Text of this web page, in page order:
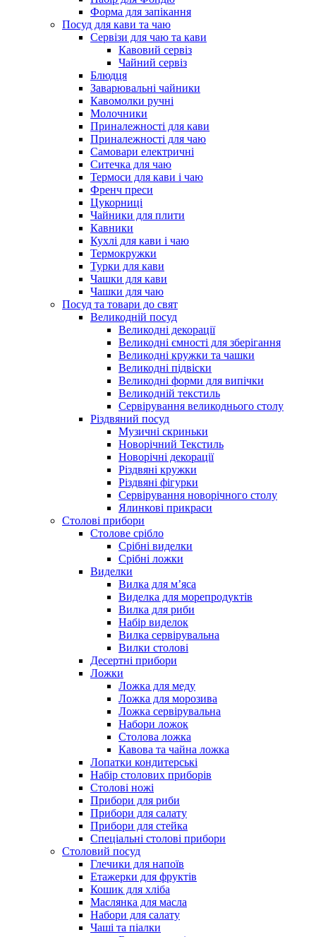
Форма для запікання
Посуд для кави та чаю
Сервізи для чаю та кави
Кавовий сервіз
Чайний сервіз
Блюдця
Заварювальні чайники
Кавомолки ручні
Молочники
Приналежності для кави
Приналежності для чаю
Самовари електричні
Ситечка для чаю
Термоси для кави і чаю
Френч преси
Цукорниці
Чайники для плити
Кавники
Кухлі для кави і чаю
Термокружки
Турки для кави
Чашки для кави
Чашки для чаю
Посуд та товари до свят
Великодній посуд
Великодні декорації
Великодні ємності для зберігання
Великодні кружки та чашки
Великодні підвіски
Великодні форми для випічки
Великодній текстиль
Сервірування великоднього столу
Різдвяний посуд
Музичні скриньки
Новорічний Текстиль
Новорічні декорації
Різдвяні кружки
Різдвяні фігурки
Сервірування новорічного столу
Ялинкові прикраси
Столові прибори
Столове срібло
Срібні виделки
Срібні ложки
Виделки
Вилка для м’яса
Виделка для морепродуктів
Вилка для риби
Набір виделок
Вилка сервірувальна
Вилки столові
Десертні прибори
Ложки
Ложка для меду
Ложка для морозива
Ложка сервірувальна
Набори ложок
Столова ложка
Кавова та чайна ложка
Лопатки кондитерські
Набір столових приборів
Столові ножі
Прибори для риби
Прибори для салату
Прибори для стейка
Спеціальні столові прибори
Столовий посуд
Глечики для напоїв
Етажерки для фруктів
Кошик для хліба
Маслянка для масла
Набори для салату
Чаші та піалки